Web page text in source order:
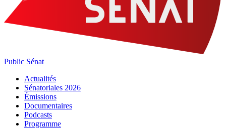
Public Sénat
Actualités
Sénatoriales 2026
Émissions
Documentaires
Podcasts
Programme